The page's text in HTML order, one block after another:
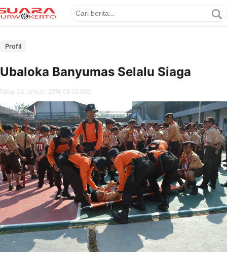
Profil
Ubaloka Banyumas Selalu Siaga
Rabu, 20 Januari 2016 08.02 WIB